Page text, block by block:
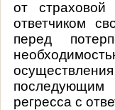
от
ответчиком
перед
регресса с